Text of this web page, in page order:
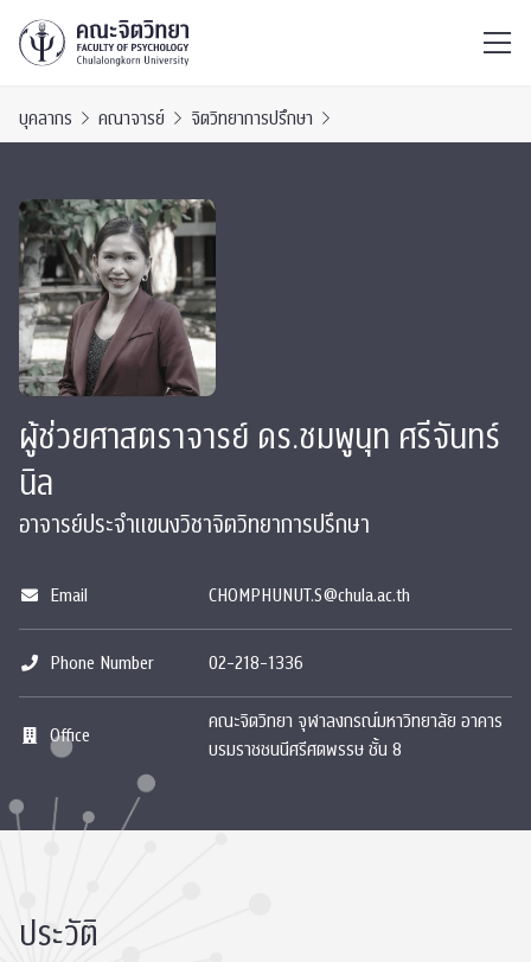
บุคลากร คณาจารย์ จิตวิทยาการปรึกษา
ผู้ช่วยศาสตราจารย์ ดร.ชมพูนุท ศรีจันทร์
นิล
อาจารย์ประจำแขนงวิชาจิตวิทยาการปรึกษา
Email CHOMPHUNUT.S@chula.ac.th
Phone Number 02-218-1336
Office
คณะจิตวิทยา จุฬาลงกรณ์มหาวิทยาลัย อาคาร
บรมราชชนนีศรีศตพรรษ ชั้น 8
ประวัติ